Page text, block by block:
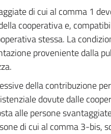
di cui al comma 1
cooperativa e,
stessa. La
proveniente dalla
della contribuzione
dovute dalle
alle persone
di cui al comma 3-bis,